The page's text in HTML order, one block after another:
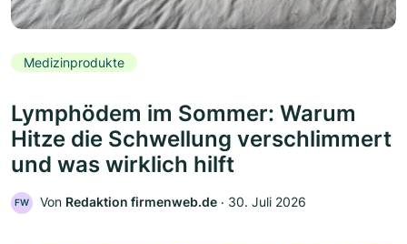
Medizinprodukte
Lymphödem im Sommer: Warum
Hitze die Schwellung verschlimmert
und was wirklich hilft
FW Von Redaktion firmenweb.de ‧ 30. Juli 2026